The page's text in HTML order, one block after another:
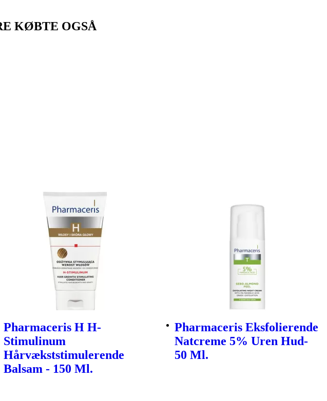
KØBTE OGSÅ
Pharmaceris H H-
Stimulinum
Hårvækststimulerende
Balsam - 150 Ml.
Pharmaceris Eksfolierende
Natcreme 5% Uren Hud-
50 Ml.